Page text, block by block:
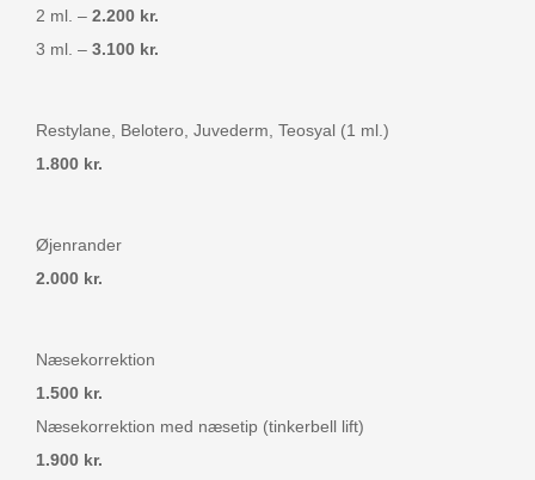
2 ml. – 2.200 kr.
3 ml. – 3.100 kr.
Restylane, Belotero, Juvederm, Teosyal (1 ml.)
1.800 kr.
Øjenrander
2.000 kr.
Næsekorrektion
1.500 kr.
Næsekorrektion med næsetip (tinkerbell lift)
1.900 kr.